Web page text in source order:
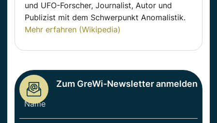
und UFO-Forscher, Journalist, Autor und
Publizist mit dem Schwerpunkt Anomalistik.
Mehr erfahren (Wikipedia)
Zum GreWi-Newsletter anmelden